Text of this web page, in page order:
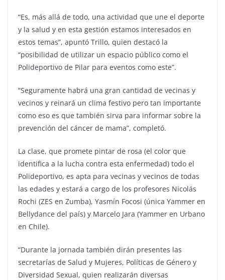
“Es, más allá de todo, una actividad que une el deporte
y la salud y en esta gestión estamos interesados en
estos temas”, apuntó Trillo, quien destacó la
“posibilidad de utilizar un espacio público como el
Polideportivo de Pilar para eventos como este”.
“Seguramente habrá una gran cantidad de vecinas y
vecinos y reinará un clima festivo pero tan importante
como eso es que también sirva para informar sobre la
prevención del cáncer de mama”, completó.
La clase, que promete pintar de rosa (el color que
identifica a la lucha contra esta enfermedad) todo el
Polideportivo, es apta para vecinas y vecinos de todas
las edades y estará a cargo de los profesores Nicolás
Rochi (ZES en Zumba), Yasmín Focosi (única Yammer en
Bellydance del país) y Marcelo Jara (Yammer en Urbano
en Chile).
“Durante la jornada también dirán presentes las
secretarías de Salud y Mujeres, Políticas de Género y
Diversidad Sexual, quien realizarán diversas